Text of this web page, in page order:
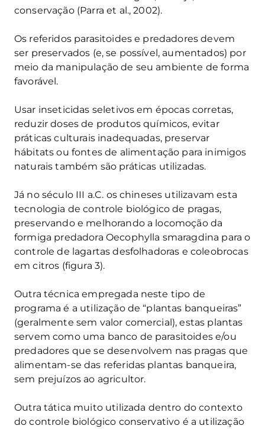
conservação (Parra et al., 2002).
Os referidos parasitoides e predadores devem
ser preservados (e, se possível, aumentados) por
meio da manipulação de seu ambiente de forma
favorável.
Usar inseticidas seletivos em épocas corretas,
reduzir doses de produtos químicos, evitar
práticas culturais inadequadas, preservar
hábitats ou fontes de alimentação para inimigos
naturais também são práticas utilizadas.
Já no século III a.C. os chineses utilizavam esta
tecnologia de controle biológico de pragas,
preservando e melhorando a locomoção da
formiga predadora Oecophylla smaragdina para o
controle de lagartas desfolhadoras e coleobrocas
em citros (figura 3).
Outra técnica empregada neste tipo de
programa é a utilização de “plantas banqueiras”
(geralmente sem valor comercial), estas plantas
servem como uma banco de parasitoides e/ou
predadores que se desenvolvem nas pragas que
alimentam-se das referidas plantas banqueira,
sem prejuízos ao agricultor.
Outra tática muito utilizada dentro do contexto
do controle biológico conservativo é a utilização